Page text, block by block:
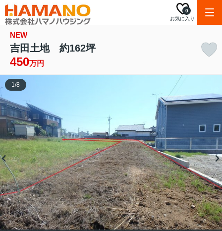
お気に入り
0
NEW
吉田土地 約162坪
450万円
1/8